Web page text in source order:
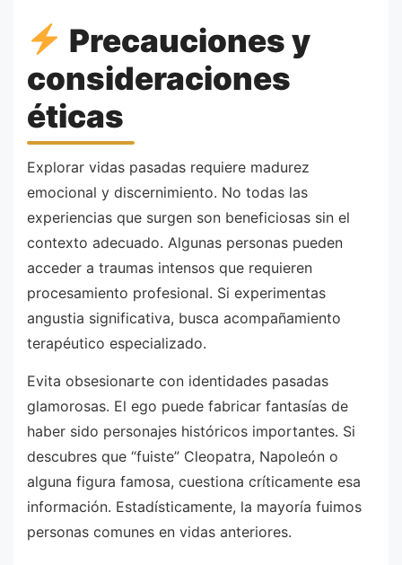
Precauciones y
consideraciones
éticas
Explorar vidas pasadas requiere madurez
emocional y discernimiento. No todas las
experiencias que surgen son beneficiosas sin el
contexto adecuado. Algunas personas pueden
acceder a traumas intensos que requieren
procesamiento profesional. Si experimentas
angustia significativa, busca acompañamiento
terapéutico especializado.
Evita obsesionarte con identidades pasadas
glamorosas. El ego puede fabricar fantasías de
haber sido personajes históricos importantes. Si
descubres que “fuiste” Cleopatra, Napoleón o
alguna figura famosa, cuestiona críticamente esa
información. Estadísticamente, la mayoría fuimos
personas comunes en vidas anteriores.